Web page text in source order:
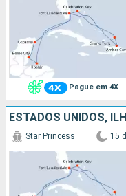
Pague em 4X
Star Princess 15 d